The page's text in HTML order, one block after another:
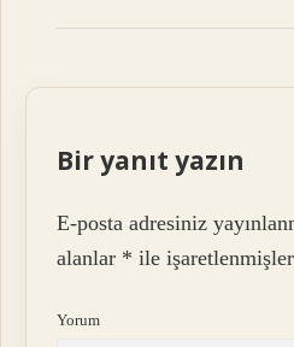
Bir yanıt yazın
E-posta adresiniz
alanlar * ile
Yorum